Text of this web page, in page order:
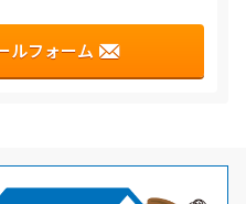
ルフォーム